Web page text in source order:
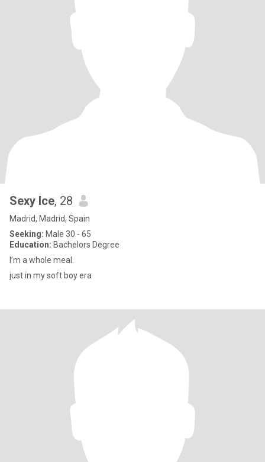
Sexy Ice, 28
Madrid, Madrid, Spain
Seeking: Male 30 - 65
Education: Bachelors Degree
I’m a whole meal.
just in my soft boy era